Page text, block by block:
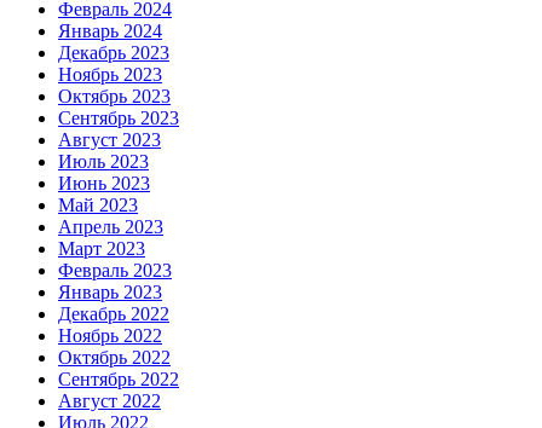
Февраль 2024
Январь 2024
Декабрь 2023
Ноябрь 2023
Октябрь 2023
Сентябрь 2023
Август 2023
Июль 2023
Июнь 2023
Май 2023
Апрель 2023
Март 2023
Февраль 2023
Январь 2023
Декабрь 2022
Ноябрь 2022
Октябрь 2022
Сентябрь 2022
Август 2022
Июль 2022